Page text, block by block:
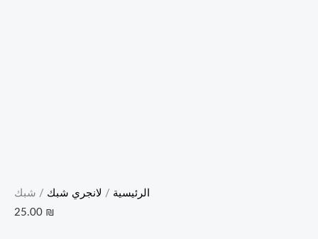
الرئيسية / لانجري شبك / شبك
25.00 ₪